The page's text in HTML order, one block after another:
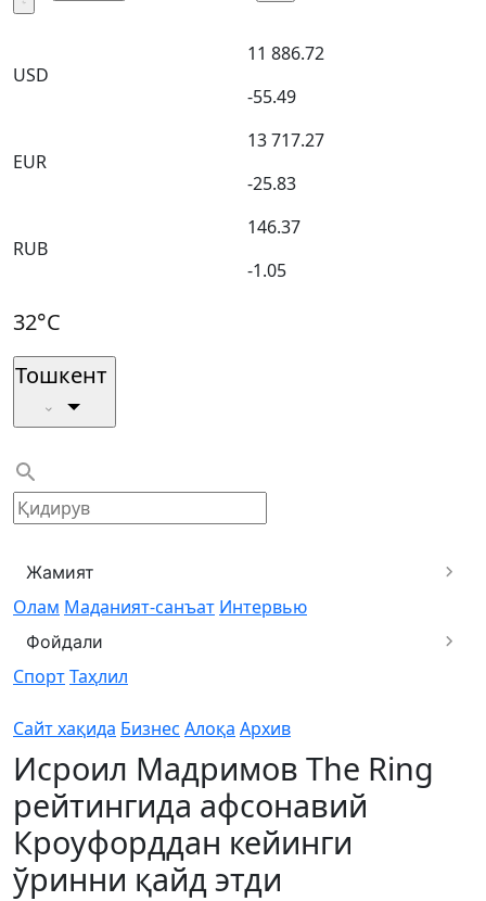
USD
11 886.72
-55.49
EUR
13 717.27
-25.83
RUB
146.37
-1.05
32°C
Тошкент
Жамият
Олам Маданият-санъат Интервью
Фойдали
СпортТаҳлил
Сайт хақида Бизнес Алоқа Архив
Исроил Мадримов Тhe Ring
рейтингида афсонавий
Кроуфорддан кейинги
ўринни қайд этди